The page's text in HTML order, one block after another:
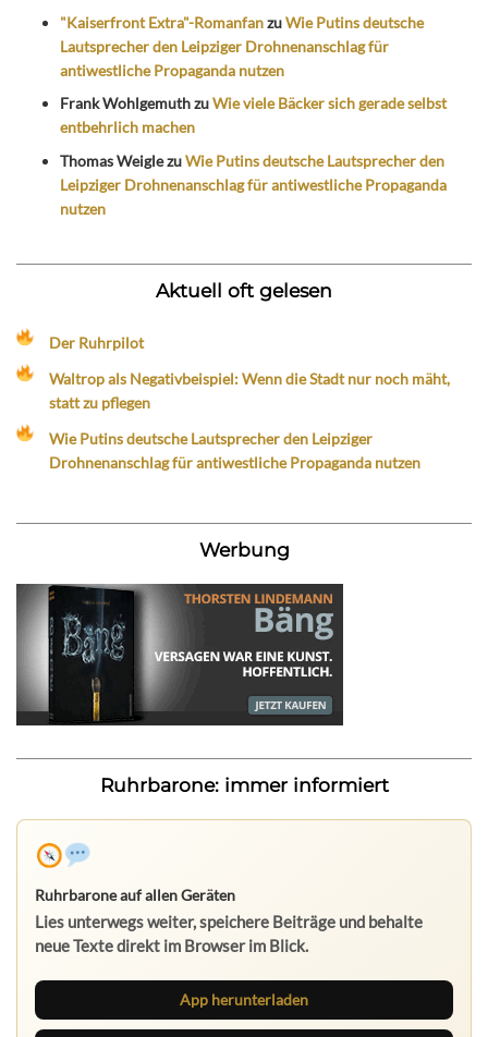
"Kaiserfront Extra"-RomanfanzuWie Putins deutsche
Lautsprecher den Leipziger Drohnenanschlag für
antiwestliche Propaganda nutzen
Frank WohlgemuthzuWie viele Bäcker sich gerade selbst
entbehrlich machen
Thomas WeiglezuWie Putins deutsche Lautsprecher den
Leipziger Drohnenanschlag für antiwestliche Propaganda
nutzen
Aktuell oft gelesen
Der Ruhrpilot
Waltrop als Negativbeispiel: Wenn die Stadt nur noch mäht,
statt zu pflegen
Wie Putins deutsche Lautsprecher den Leipziger
Drohnenanschlag für antiwestliche Propaganda nutzen
Werbung
Ruhrbarone: immer informiert
Ruhrbarone auf allen Geräten
Lies unterwegs weiter, speichere Beiträge und behalte
neue Texte direkt im Browser im Blick.
App herunterladen